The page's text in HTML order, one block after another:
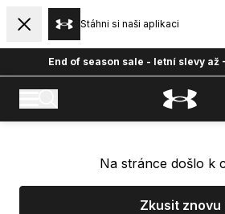
Stáhni si naši aplikaci
End of season sale - letní slevy až
Na stránce došlo k
Zkusit znovu